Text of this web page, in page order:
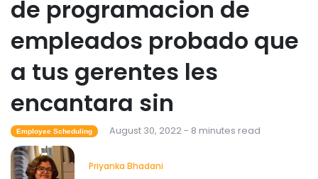
de programacion de
empleados probado que
a tus gerentes les
encantara sin
Employee Scheduling August 30, 2022 - 8 minutes read
Priyanka Bhadani